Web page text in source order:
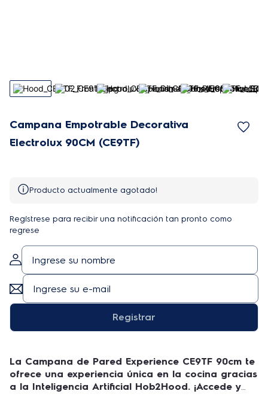
Campana Empotrable Decorativa
Electrolux 90CM (CE9TF)
Producto actualmente agotado!
Regístrese para recibir una notificación tan pronto como
regrese
Registrar
La Campana de Pared Experience CE9TF 90cm te
ofrece una experiencia única en la cocina gracias
a la Inteligencia Artificial Hob2Hood. ¡Accede y